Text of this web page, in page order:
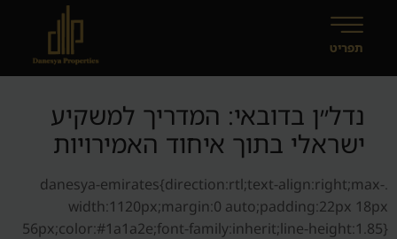
נדל״ן בדובאי: המדריך למשקיע
ישראלי בתוך איחוד האמירויות
.danesya-emirates{direction:rtl;text-align:right;max-
width:1120px;margin:0 auto;padding:22px 18px
56px;color:#1a1a2e;font-family:inherit;line-height:1.85}